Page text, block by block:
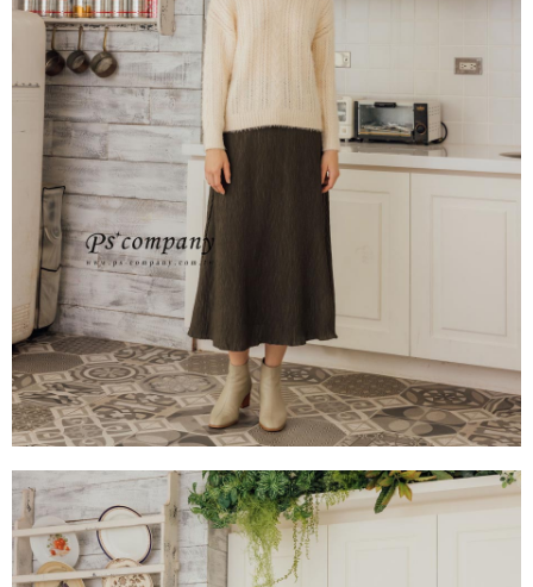
２．關於個人資料處理事宜，請瀏覽以下網址：
https://aftee.tw/terms/#terms3
３．未成年的使用者請事先徵得法定代理人或監護人之同意方可使用
「AFTEE先享後付」，若未經同意申辦者引起之損失，本公司不負相關責
４．使用「AFTEE先享後付」時，將依據個別帳號之用戶狀況，依本公司即
時審查核予不同之上限額度；若仍有額度不足之情形，本公司將視審查結果
請求用戶進行身份認證。
５．嚴禁一人註冊多個帳號或使用他人資訊註冊。若發現惡意使用之情形，
恩沛科技股份有限公司將有權停止該用戶之使用額度並採取法律行動。